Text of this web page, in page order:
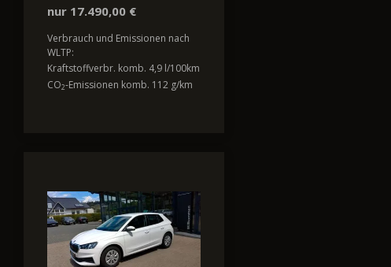
nur 17.490,00 €
Verbrauch und Emissionen nach
WLTP:
Kraftstoffverbr. komb. 4,9 l/100km
CO2-Emissionen komb. 112 g/km